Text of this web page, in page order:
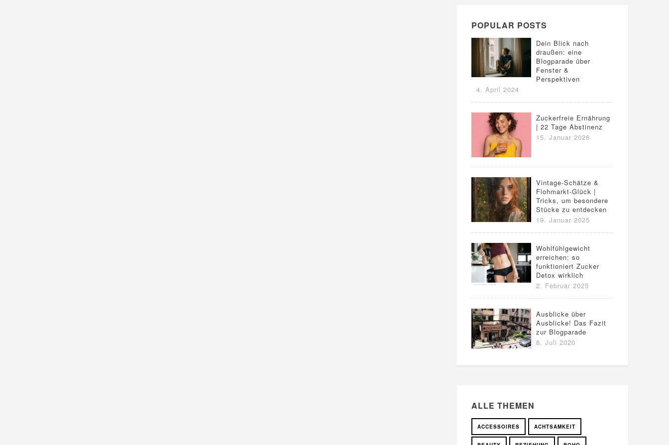
POPULAR POSTS
Dein Blick nach
draußen: eine
Blogparade über
Fenster &
Perspektiven
4. April 2024
Zuckerfreie Ernährung
| 22 Tage Abstinenz
15. Januar 2026
Vintage-Schätze &
Flohmarkt-Glück |
Tricks, um besondere
Stücke zu entdecken
19. Januar 2025
Wohlfühlgewicht
erreichen: so
funktioniert Zucker
Detox wirklich
2. Februar 2025
Ausblicke über
Ausblicke! Das Fazit
zur Blogparade
8. Juli 2020
ALLE THEMEN
ACCESSOIRES ACHTSAMKEIT